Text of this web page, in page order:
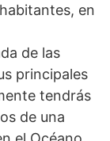
en
de las
principales
tendrás
de una